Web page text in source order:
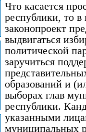
Что касается
республики, то
законопроект
выдвигаться
политической
заручиться
образований и
выборах глав
республики.
указанными
муниципальных